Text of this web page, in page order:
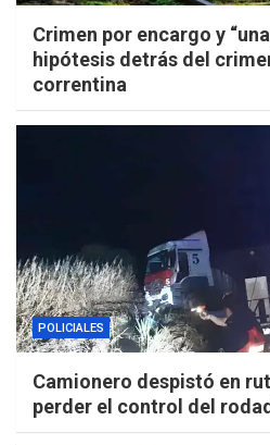
Crimen por encargo y
hipótesis detrás del
correntina
POLICIALES
Camionero despistó en
perder el control del